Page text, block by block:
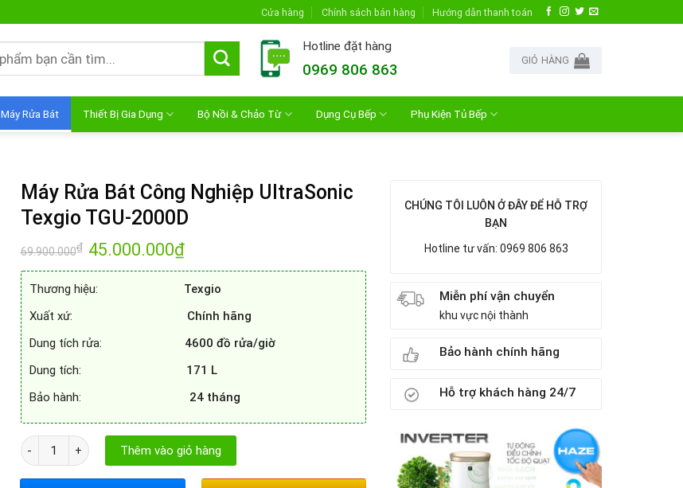
Cửa hàng Chính sách bán hàng Hướng dẫn thanh toán
Hotline đặt hàng
0969 806 863
GIỎ HÀNG
Máy Rửa Bát Thiết Bị Gia Dụng Bộ Nồi & Chảo Từ Dụng Cụ Bếp Phụ Kiện Tủ Bếp
Máy Rửa Bát Công Nghiệp UltraSonic
Texgio TGU-2000D
69.900.000₫
Giá
gốc
là:
45.000.000₫Giá
hiện
tại
45.000.000₫.
Thương hiệu: Texgio
Xuất xứ: Chính hãng
Dung tích rửa: 4600 đồ rửa/giờ
Dung tích: 171 L
Bảo hành: 24 tháng
Máy Rửa Bát Công Nghiệp UltraSonic Texgio TGU-2000D số lượng
Thêm vào giỏ hàng
CHÚNG TÔI LUÔN Ở ĐÂY ĐỂ HỖ TRỢ
BẠN
Hotline tư vấn: 0969 806 863
Miễn phí vận chuyển
khu vực nội thành
Bảo hành chính hãng
Hỗ trợ khách hàng 24/7